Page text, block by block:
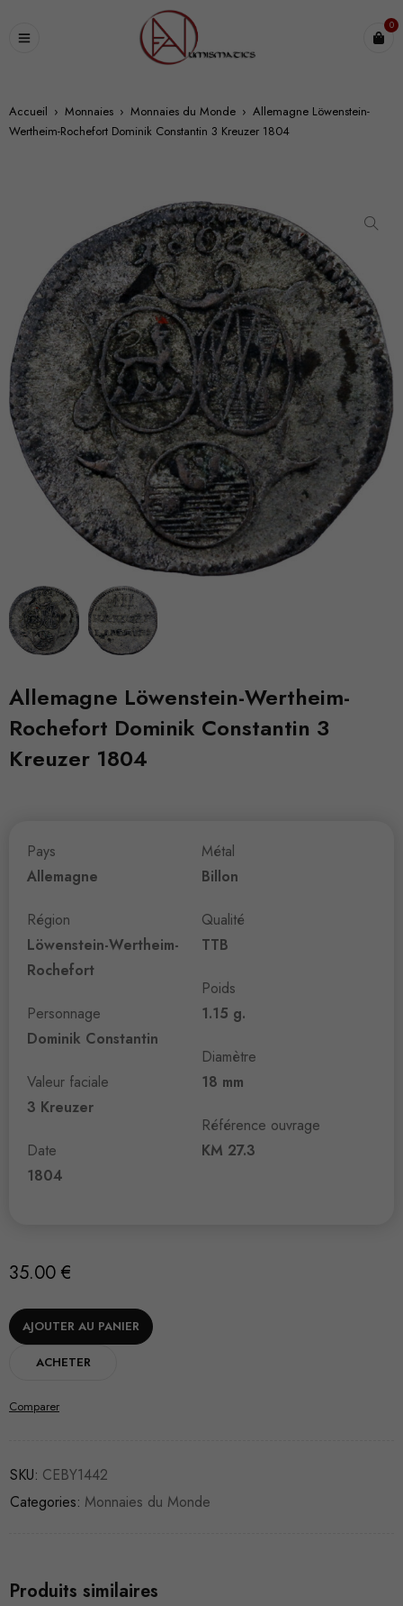
0
Accueil › Monnaies › Monnaies du Monde › Allemagne Löwenstein-
Wertheim-Rochefort Dominik Constantin 3 Kreuzer 1804
Allemagne Löwenstein-Wertheim-
Rochefort Dominik Constantin 3
Kreuzer 1804
Pays
Allemagne
Région
Löwenstein-Wertheim-
Rochefort
Personnage
Dominik Constantin
Valeur faciale
3 Kreuzer
Date
1804
Métal
Billon
Qualité
TTB
Poids
1.15 g.
Diamètre
18 mm
Référence ouvrage
KM 27.3
35.00 €
AJOUTER AU PANIER
ACHETER
Comparer
SKU: CEBY1442
Categories: Monnaies du Monde
Produits similaires